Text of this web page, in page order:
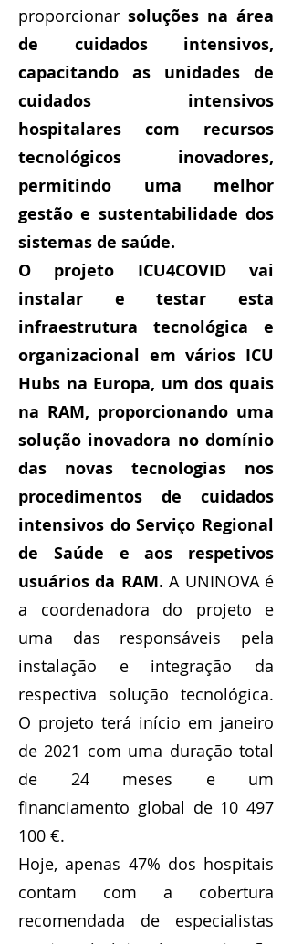
proporcionar soluções na área
de cuidados intensivos,
capacitando as unidades de
cuidados intensivos
hospitalares com recursos
tecnológicos inovadores,
permitindo uma melhor
gestão e sustentabilidade dos
sistemas de saúde.
O projeto ICU4COVID vai
instalar e testar esta
infraestrutura tecnológica e
organizacional em vários ICU
Hubs na Europa, um dos quais
na RAM, proporcionando uma
solução inovadora no domínio
das novas tecnologias nos
procedimentos de cuidados
intensivos do Serviço Regional
de Saúde e aos respetivos
usuários da RAM. A UNINOVA é
a coordenadora do projeto e
uma das responsáveis pela
instalação e integração da
respectiva solução tecnológica.
O projeto terá início em janeiro
de 2021 com uma duração total
de 24 meses e um
financiamento global de 10 497
100 €.
Hoje, apenas 47% dos hospitais
contam com a cobertura
recomendada de especialistas